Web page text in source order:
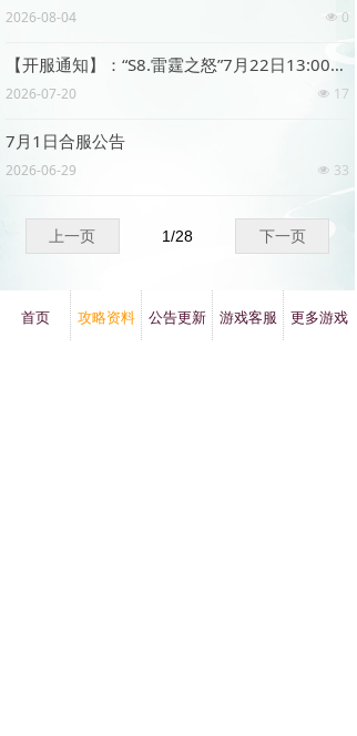
넶 0
2026-08-04
【开服通知】：“S8.雷霆之怒”7月22日13:00开启！
넶 17
2026-07-20
7月1日合服公告
넶 33
2026-06-29
上一页 下一页
1/28
首页 攻略资料 公告更新 游戏客服 更多游戏